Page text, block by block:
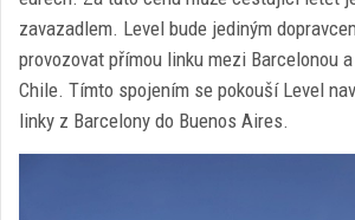
zavazadlem. Level bude jediným
provozovat přímou linku mezi Barcelonou
Chile. Tímto spojením se pokouší Level
linky z Barcelony do Buenos Aires.